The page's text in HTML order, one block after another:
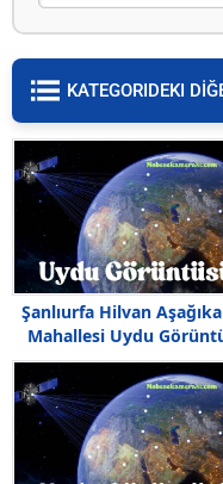
KATEGORIDEKI
Şanlıurfa Hilvan
Mahallesi Uydu
Haritası